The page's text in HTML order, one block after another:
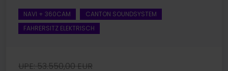
NAVI + 360CAM
CANTON SOUNDSYSTEM
FAHRERSITZ ELEKTRISCH
UPE: 53.550,00 EUR